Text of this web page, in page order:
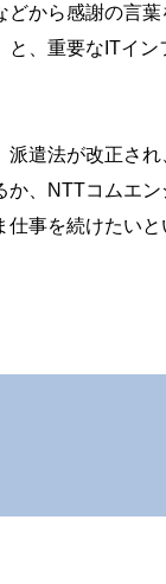
から感謝の言
、重要なITイ
遣法が改正さ
、NTTコムエ
事を続けたい